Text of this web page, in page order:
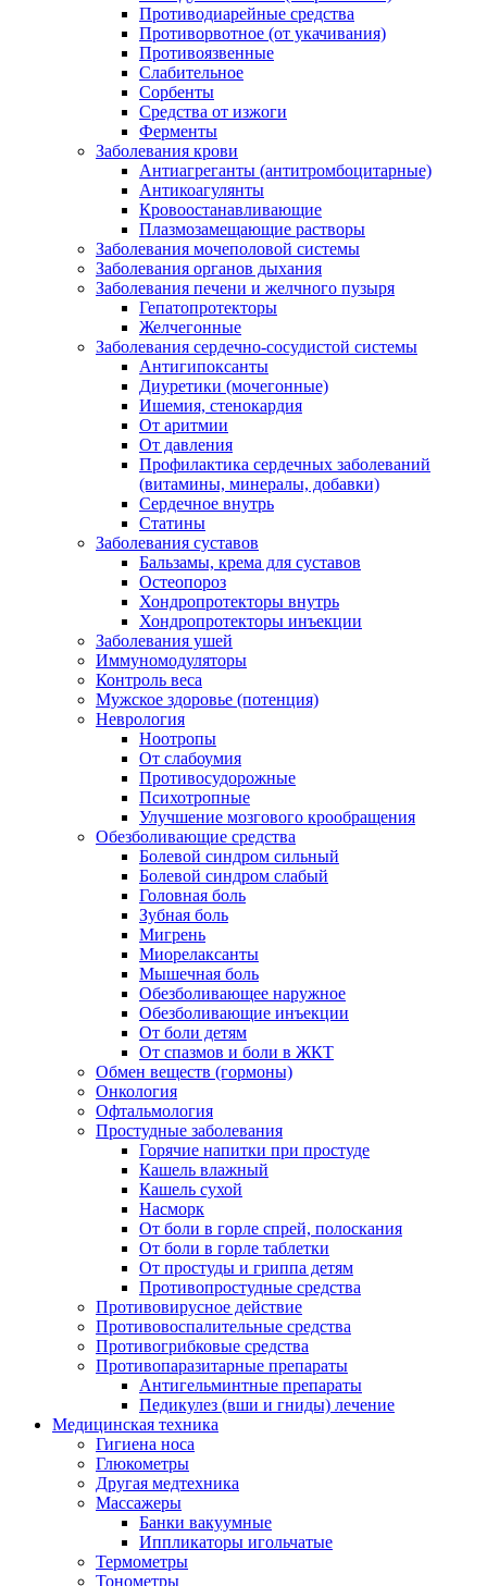
Противодиарейные средства
Противорвотное (от укачивания)
Противоязвенные
Слабительное
Сорбенты
Средства от изжоги
Ферменты
Заболевания крови
Антиагреганты (антитромбоцитарные)
Антикоагулянты
Кровоостанавливающие
Плазмозамещающие растворы
Заболевания мочеполовой системы
Заболевания органов дыхания
Заболевания печени и желчного пузыря
Гепатопротекторы
Желчегонные
Заболевания сердечно-сосудистой системы
Антигипоксанты
Диуретики (мочегонные)
Ишемия, стенокардия
От аритмии
От давления
Профилактика сердечных заболеваний
(витамины, минералы, добавки)
Сердечное внутрь
Статины
Заболевания суставов
Бальзамы, крема для суставов
Остеопороз
Хондропротекторы внутрь
Хондропротекторы инъекции
Заболевания ушей
Иммуномодуляторы
Контроль веса
Мужское здоровье (потенция)
Неврология
Ноотропы
От слабоумия
Противосудорожные
Психотропные
Улучшение мозгового крообращения
Обезболивающие средства
Болевой синдром сильный
Болевой синдром слабый
Головная боль
Зубная боль
Мигрень
Миорелаксанты
Мышечная боль
Обезболивающее наружное
Обезболивающие инъекции
От боли детям
От спазмов и боли в ЖКТ
Обмен веществ (гормоны)
Онкология
Офтальмология
Простудные заболевания
Горячие напитки при простуде
Кашель влажный
Кашель сухой
Насморк
От боли в горле спрей, полоскания
От боли в горле таблетки
От простуды и гриппа детям
Противопростудные средства
Противовирусное действие
Противовоспалительные средства
Противогрибковые средства
Противопаразитарные препараты
Антигельминтные препараты
Педикулез (вши и гниды) лечение
Медицинская техника
Гигиена носа
Глюкометры
Другая медтехника
Массажеры
Банки вакуумные
Иппликаторы игольчатые
Термометры
Тонометры